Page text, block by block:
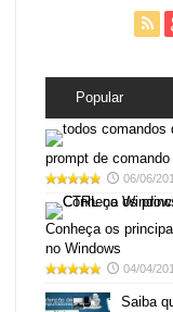
Popular
prompt de
06/06/
Conheça os
no Windows
04/04/
Saiba